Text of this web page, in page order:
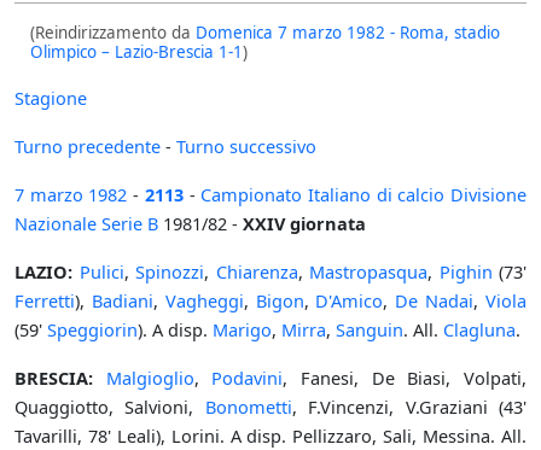
(Reindirizzamento da Domenica 7 marzo 1982 - Roma, stadio
Olimpico – Lazio-Brescia 1-1)
Stagione
Turno precedente - Turno successivo
7 marzo 1982 - 2113- Campionato Italiano di calcio Divisione
Nazionale Serie B 1981/82 - XXIV giornata
LAZIO: Pulici, Spinozzi, Chiarenza, Mastropasqua, Pighin (73'
Ferretti), Badiani, Vagheggi, Bigon, D'Amico, De Nadai,Viola
(59' Speggiorin). A disp. Marigo, Mirra, Sanguin. All. Clagluna.
BRESCIA: Malgioglio, Podavini, Fanesi, De Biasi, Volpati,
Quaggiotto, Salvioni, Bonometti, F.Vincenzi, V.Graziani (43'
Tavarilli, 78' Leali), Lorini. A disp. Pellizzaro, Sali, Messina. All.